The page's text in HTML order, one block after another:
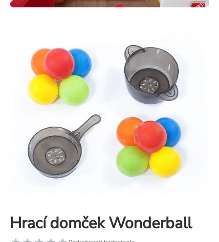
Hrací domček Wonderball